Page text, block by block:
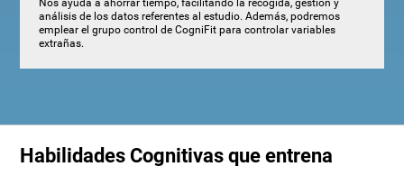
análisis de los datos referentes al estudio. Además, podremos
emplear el grupo control de CogniFit para controlar variables
extrañas.
Habilidades Cognitivas que entrena